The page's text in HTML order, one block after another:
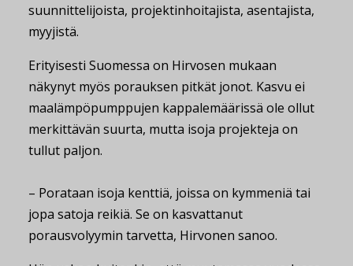
suunnittelijoista, projektinhoitajista, asentajista,
myyjistä.
Erityisesti Suomessa on Hirvosen mukaan
näkynyt myös porauksen pitkät jonot. Kasvu ei
maalämpöpumppujen kappalemäärissä ole ollut
merkittävän suurta, mutta isoja projekteja on
tullut paljon.
– Porataan isoja kenttiä, joissa on kymmeniä tai
jopa satoja reikiä. Se on kasvattanut
porausvolyymin tarvetta, Hirvonen sanoo.